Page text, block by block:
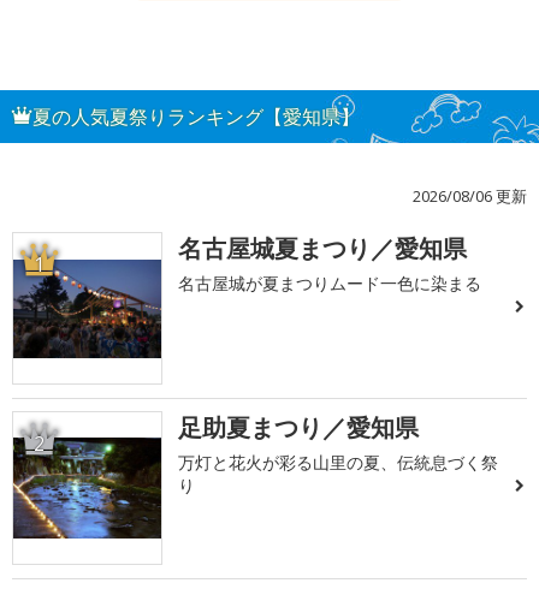
夏の人気夏祭りランキング【愛知県】
2026/08/06 更新
1 名古屋城夏まつり／愛知県
名古屋城が夏まつりムード一色に染まる
2 足助夏まつり／愛知県
万灯と花火が彩る山里の夏、伝統息づく祭
り